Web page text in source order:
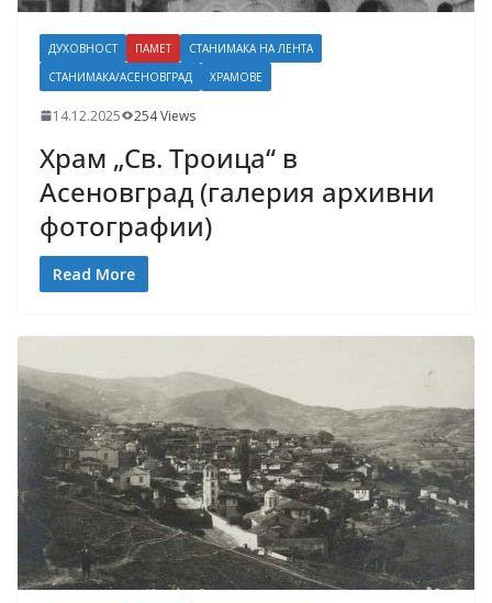
ДУХОВНОСТ ПАМЕТ
СТАНИМАКА НА ЛЕНТА
СТАНИМАКА/АСЕНОВГРАД
ХРАМОВЕ
14.12.2025 254 Views
Храм „Св. Троица“ в
Асеновград (галерия архивни
фотографии)
Read More